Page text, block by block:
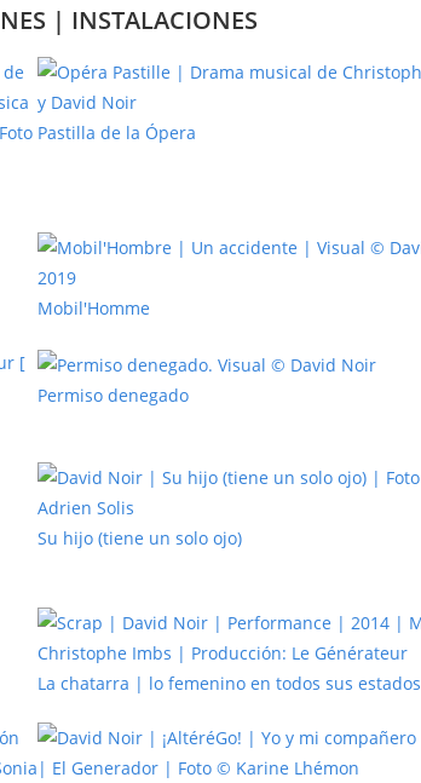
| INSTALACIONES
Pastilla de la Ópera
Mobil'Homme
Permiso denegado
Su hijo (tiene un solo ojo)
La chatarra | lo femenino en todos sus estados